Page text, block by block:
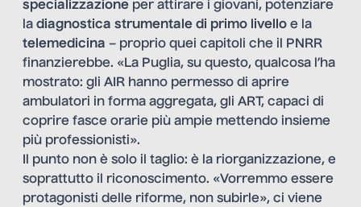
specializzazione per attirare i giovani, potenziare
la diagnostica strumentale di primo livello e la
telemedicina – proprio quei capitoli che il PNRR
finanzierebbe. «La Puglia, su questo, qualcosa l’ha
mostrato: gli AIR hanno permesso di aprire
ambulatori in forma aggregata, gli ART, capaci di
coprire fasce orarie più ampie mettendo insieme
più professionisti».
Il punto non è solo il taglio: è la riorganizzazione, e
soprattutto il riconoscimento. «Vorremmo essere
protagonisti delle riforme, non subirle», ci viene